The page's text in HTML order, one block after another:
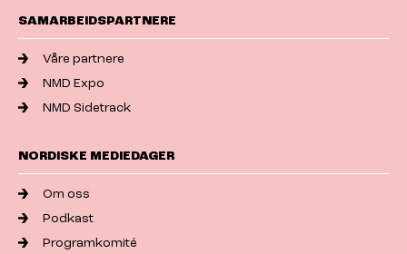
SAMARBEIDSPARTNERE
Våre partnere
NMD Expo
NMD Sidetrack
NORDISKE MEDIEDAGER
Om oss
Podkast
Programkomité